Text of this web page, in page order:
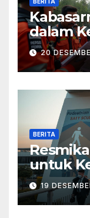
dalam
20
BERITA
untuk
Kaki
19